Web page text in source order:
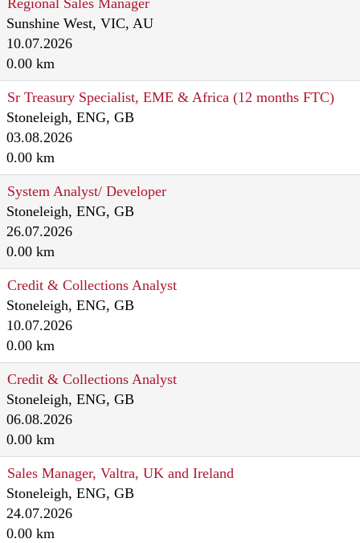
Regional Sales Manager
Sunshine West, VIC, AU
10.07.2026
0.00 km
Sr Treasury Specialist, EME & Africa (12 months FTC)
Stoneleigh, ENG, GB
03.08.2026
0.00 km
System Analyst/ Developer
Stoneleigh, ENG, GB
26.07.2026
0.00 km
Credit & Collections Analyst
Stoneleigh, ENG, GB
10.07.2026
0.00 km
Credit & Collections Analyst
Stoneleigh, ENG, GB
06.08.2026
0.00 km
Sales Manager, Valtra, UK and Ireland
Stoneleigh, ENG, GB
24.07.2026
0.00 km